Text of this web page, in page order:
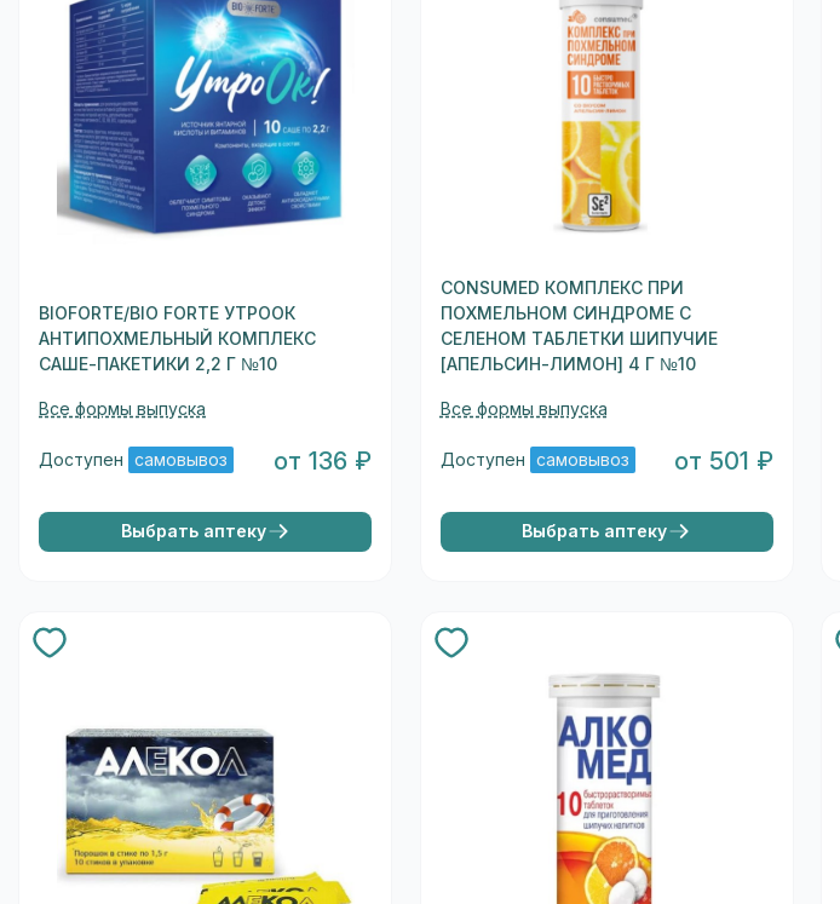
BIOFORTE/BIO FORTE УТРООК
АНТИПОХМЕЛЬНЫЙ КОМПЛЕКС
САШЕ-ПАКЕТИКИ 2,2 Г №10
Все формы выпуска
Доступен самовывоз от 136 ₽
Выбрать аптеку
CONSUMED КОМПЛЕКС ПРИ
ПОХМЕЛЬНОМ СИНДРОМЕ С
СЕЛЕНОМ ТАБЛЕТКИ ШИПУЧИЕ
[АПЕЛЬСИН-ЛИМОН] 4 Г №10
Все формы выпуска
Доступен самовывоз от 501 ₽
Выбрать аптеку